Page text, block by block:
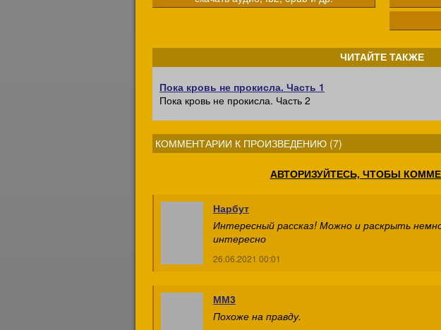
ЧИТАЙТЕ ТАКЖЕ
Пока кровь не прокисла. Часть 1
Пока кровь не прокисла. Часть 2
КОММЕНТАРИИ К ПРОИЗВЕДЕНИЮ (7)
АВТОРИЗУЙТЕСЬ, ЧТОБЫ
Нарбут
Интересный рассказ! Можно и раскрыть
интересно
26.06.2021 00:01
ММ3
Похоже на правду.